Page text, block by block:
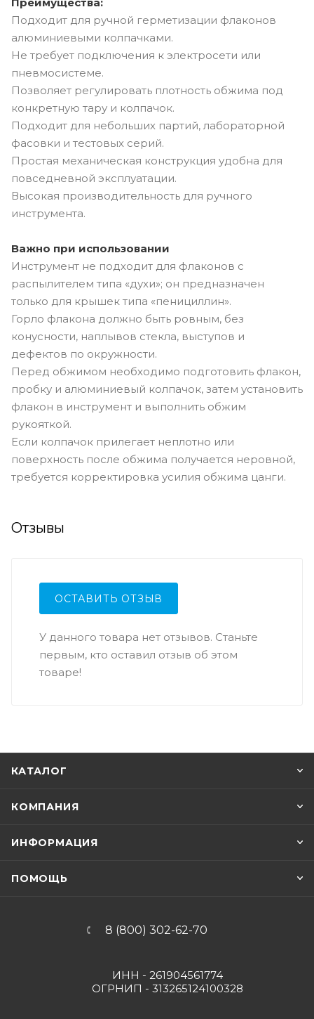
Подходит для ручной герметизации флаконов
алюминиевыми колпачками.
Не требует подключения к электросети или
пневмосистеме.
Позволяет регулировать плотность обжима под
конкретную тару и колпачок.
Подходит для небольших партий, лабораторной
фасовки и тестовых серий.
Простая механическая конструкция удобна для
повседневной эксплуатации.
Высокая производительность для ручного
инструмента.
Важно при использовании
Инструмент не подходит для флаконов с
распылителем типа «духи»; он предназначен
только для крышек типа «пенициллин».
Горло флакона должно быть ровным, без
конусности, наплывов стекла, выступов и
дефектов по окружности.
Перед обжимом необходимо подготовить флакон,
пробку и алюминиевый колпачок, затем установить
флакон в инструмент и выполнить обжим
рукояткой.
Если колпачок прилегает неплотно или
поверхность после обжима получается неровной,
требуется корректировка усилия обжима цанги.
Отзывы
ОСТАВИТЬ ОТЗЫВ
У данного товара нет отзывов. Станьте
первым, кто оставил отзыв об этом
товаре!
КАТАЛОГ
КОМПАНИЯ
ИНФОРМАЦИЯ
ПОМОЩЬ
8 (800) 302-62-70
ИНН - 261904561774
ОГРНИП - 313265124100328